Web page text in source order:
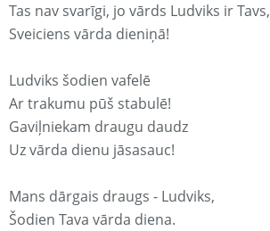
Tas nav svarīgi, jo vārds Ludviks ir Tavs,
Sveiciens vārda dieniņā!
Ludviks šodien vafelē
Ar trakumu pūš stabulē!
Gaviļniekam draugu daudz
Uz vārda dienu jāsasauc!
Mans dārgais draugs - Ludviks,
Šodien Tava vārda diena.